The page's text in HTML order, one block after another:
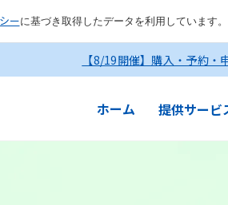
ーに基づき取得したデータを利用しています
【8/19開催】購入・予約・
ホーム 提供サービ